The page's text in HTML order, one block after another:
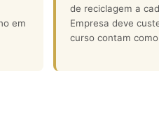
em
de reciclagem a
Empresa deve
curso contam